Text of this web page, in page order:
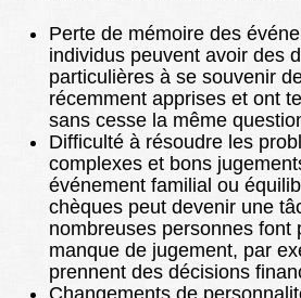
Perte de mémoire des
individus peuvent avoir des
particulières à se souvenir
récemment apprises et ont
sans cesse la même
Difficulté à résoudre les
complexes et bons
événement familial ou
chèques peut devenir une
nombreuses personnes font
manque de jugement, par
prennent des décisions